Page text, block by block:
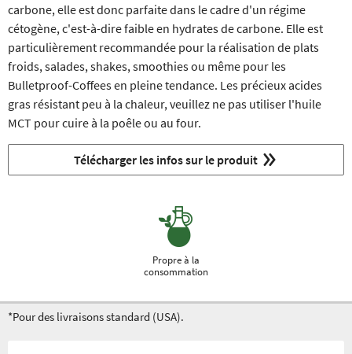
carbone, elle est donc parfaite dans le cadre d'un régime
cétogène, c'est-à-dire faible en hydrates de carbone. Elle est
particulièrement recommandée pour la réalisation de plats
froids, salades, shakes, smoothies ou même pour les
Bulletproof-Coffees en pleine tendance. Les précieux acides
gras résistant peu à la chaleur, veuillez ne pas utiliser l'huile
MCT pour cuire à la poêle ou au four.
Télécharger les infos sur le produit
Propre à la
consommation
*Pour des livraisons standard (USA).